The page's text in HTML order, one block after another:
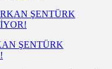
ŞENTÜRK